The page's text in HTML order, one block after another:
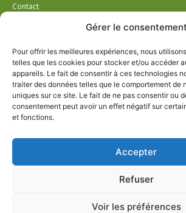
Gérer le consentement
Pour offrir les meilleures expériences, nous
telles que les cookies pour stocker et/ou accéder
appareils. Le fait de consentir à ces technologies
traiter des données telles que le comportement de
uniques sur ce site. Le fait de ne pas consentir ou
consentement peut avoir un effet négatif sur
et fonctions.
Accepter
Refuser
Voir les préférences
Contact
Mentions légales
Conditions générales de ventes
Politique de confidentialité
Politique de cookies (UE)
HORAIRES VARIABLES
DISTRIBUTION
PAIEMENT SÉCURISÉ